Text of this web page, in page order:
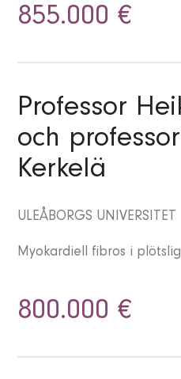
855.000 €
Professor
och
Kerkelä
ULEÅBORGS UNIVERSITET
Myokardiell fibros i
800.000 €